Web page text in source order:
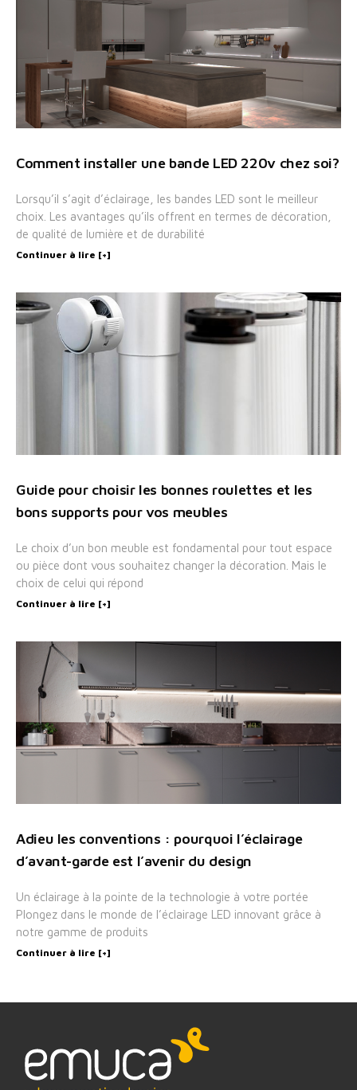
Comment installer une bande LED 220v chez soi?
Lorsqu’il s’agit d’éclairage, les bandes LED sont le meilleur
choix. Les avantages qu’ils offrent en termes de décoration,
de qualité de lumière et de durabilité
Continuer à lire [+]
Guide pour choisir les bonnes roulettes et les
bons supports pour vos meubles
Le choix d’un bon meuble est fondamental pour tout espace
ou pièce dont vous souhaitez changer la décoration. Mais le
choix de celui qui répond
Continuer à lire [+]
Adieu les conventions : pourquoi l’éclairage
d’avant-garde est l’avenir du design
Un éclairage à la pointe de la technologie à votre portée
Plongez dans le monde de l’éclairage LED innovant grâce à
notre gamme de produits
Continuer à lire [+]